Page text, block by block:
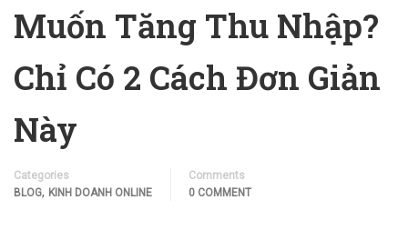
Muốn Tăng Thu Nhập?
Chỉ Có 2 Cách Đơn Giản
Này
Categories
BLOG, KINH DOANH ONLINE
Comments
0 COMMENT